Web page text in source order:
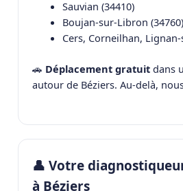
Sauvian (34410)
Boujan-sur-Libron (34760)
Cers, Corneilhan,
🚗 Déplacement gratuit dans
autour de Béziers. Au-delà,
👤 Votre
à Béziers